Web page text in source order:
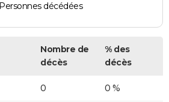
Personnes décédées
Nombre de
décès
% des
décès
0 0 %